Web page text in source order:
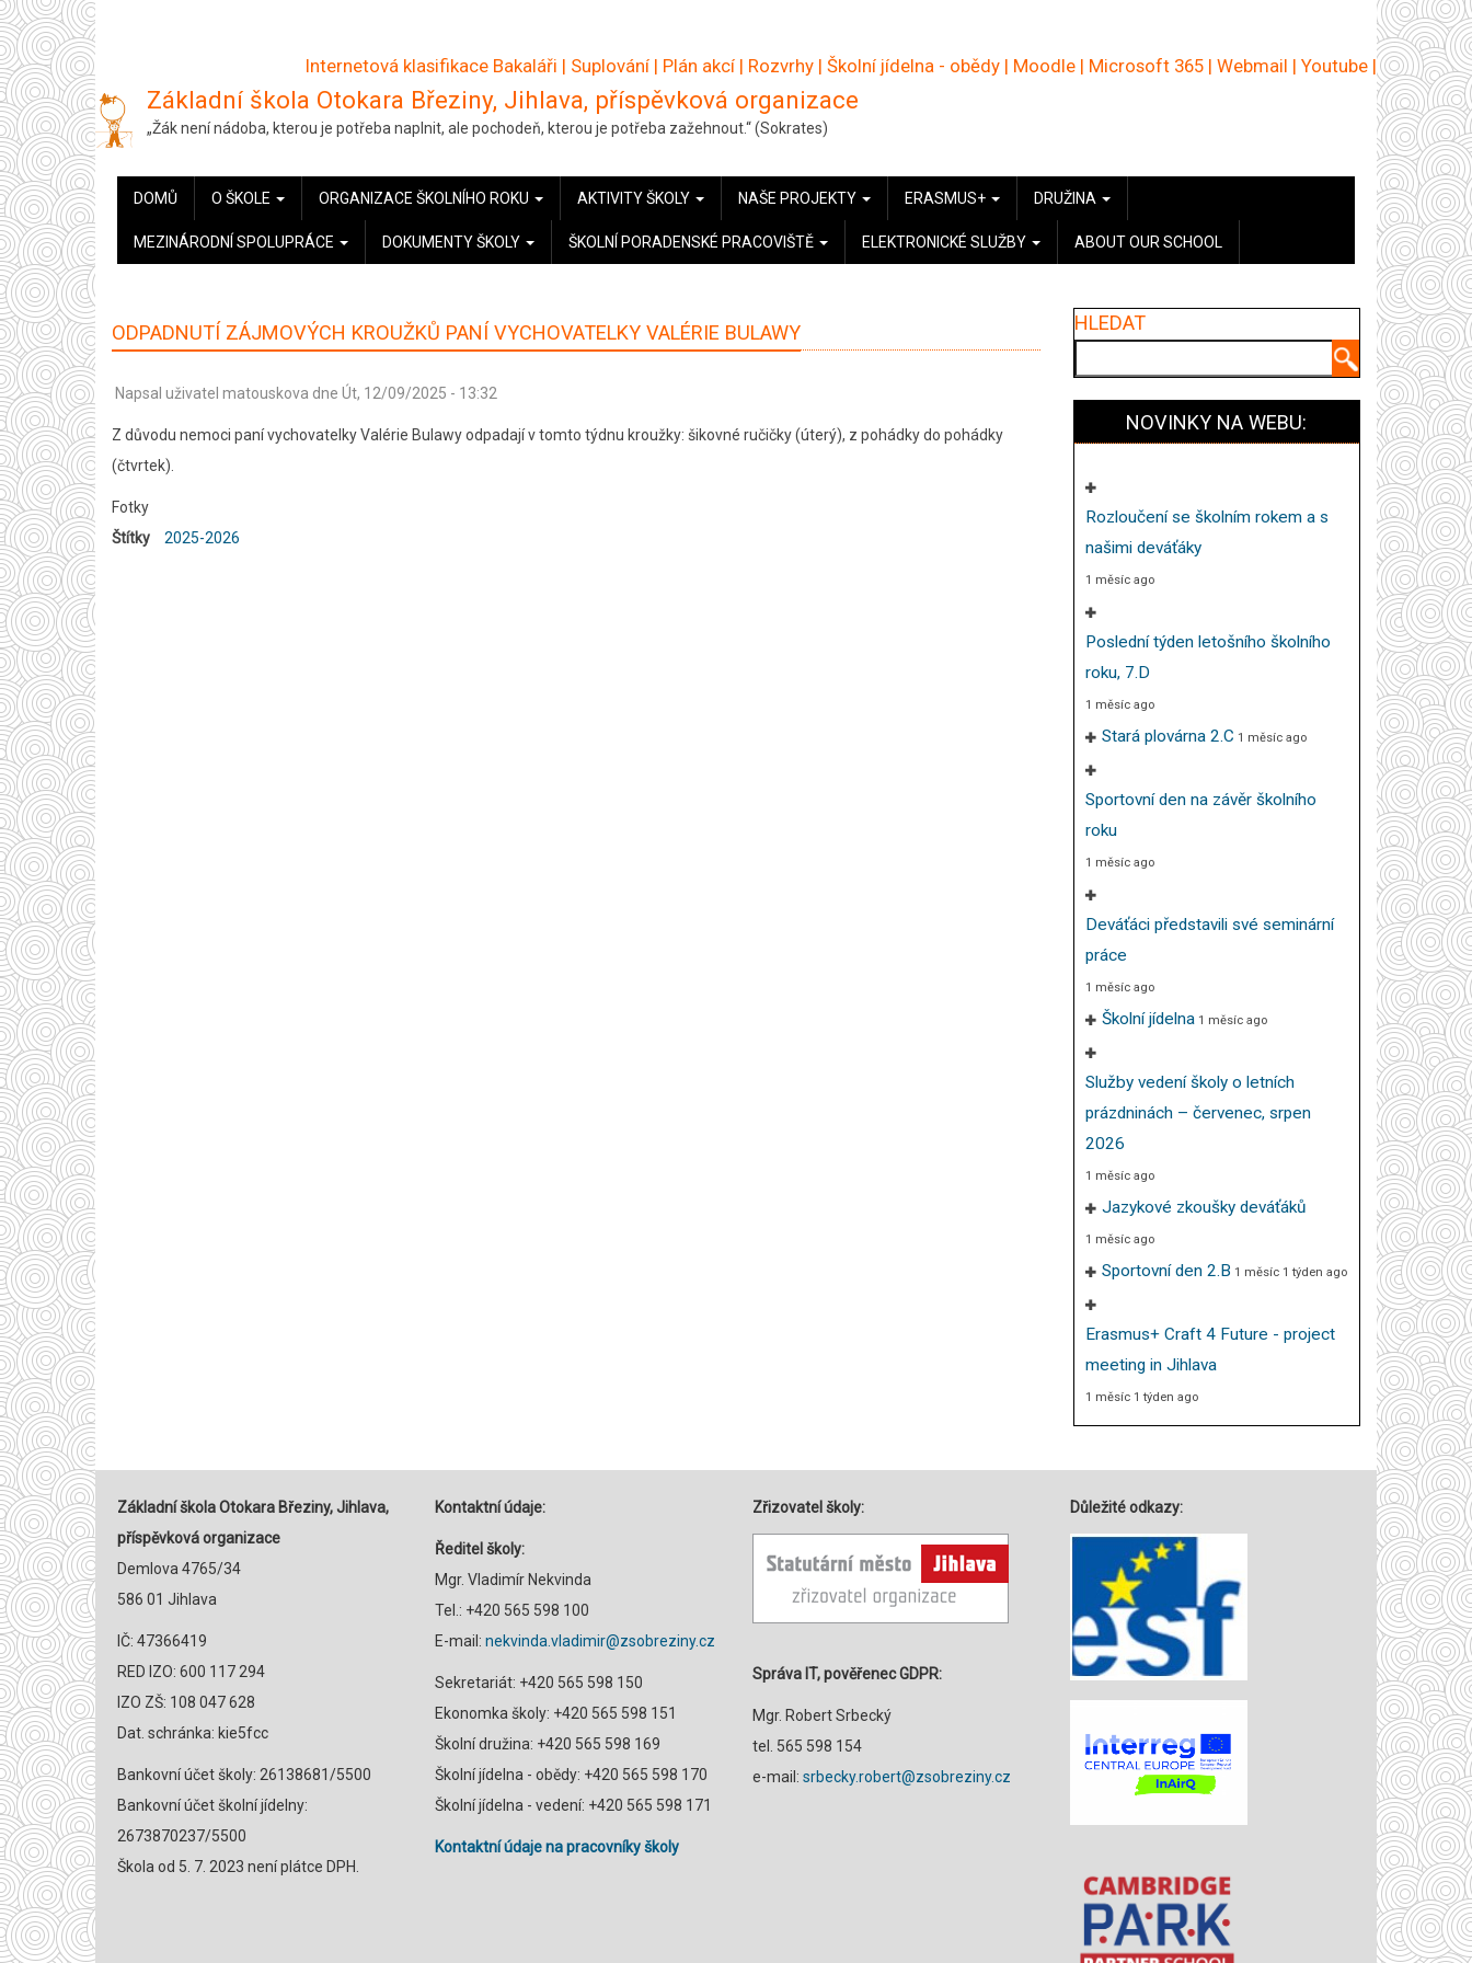
Přejít
k
hlavnímu
obsahu
Internetová klasifikace Bakaláři | Suplování | Plán akcí | Rozvrhy | Školní jídelna - obědy | Moodle | Microsoft 365 | Webmail | Youtube |
Základní škola Otokara Březiny, Jihlava, příspěvková organizace
„Žák není nádoba, kterou je potřeba naplnit, ale pochodeň, kterou je potřeba zažehnout.“ (Sokrates)
HLAVNÍ
NAVIGACE
DOMŮ O ŠKOLE ORGANIZACE ŠKOLNÍHO ROKU AKTIVITY ŠKOLY NAŠE PROJEKTY ERASMUS+ DRUŽINA
MEZINÁRODNÍ SPOLUPRÁCE DOKUMENTY ŠKOLY ŠKOLNÍ PORADENSKÉ PRACOVIŠTĚ ELEKTRONICKÉ SLUŽBY ABOUT OUR SCHOOL
ODPADNUTÍ ZÁJMOVÝCH KROUŽKŮ PANÍ VYCHOVATELKY VALÉRIE BULAWY
Napsal uživatel matouskova dne Út, 12/09/2025 - 13:32
Z důvodu nemoci paní vychovatelky Valérie Bulawy odpadají v tomto týdnu kroužky: šikovné ručičky (úterý), z pohádky do pohádky
(čtvrtek).
Fotky
Štítky
2025-2026
HLEDAT
NOVINKY NA WEBU:
Rozloučení se školním rokem a s
našimi deváťáky
1 měsíc ago
Poslední týden letošního školního
roku, 7.D
1 měsíc ago
Stará plovárna 2.C 1 měsíc ago
Sportovní den na závěr školního
roku
1 měsíc ago
Deváťáci představili své seminární
práce
1 měsíc ago
Školní jídelna 1 měsíc ago
Služby vedení školy o letních
prázdninách – červenec, srpen
2026
1 měsíc ago
Jazykové zkoušky deváťáků
1 měsíc ago
Sportovní den 2.B 1 měsíc 1 týden ago
Erasmus+ Craft 4 Future - project
meeting in Jihlava
1 měsíc 1 týden ago
Základní škola Otokara Březiny, Jihlava,
příspěvková organizace
Demlova 4765/34
586 01 Jihlava
IČ: 47366419
RED IZO: 600 117 294
IZO ZŠ: 108 047 628
Dat. schránka: kie5fcc
Bankovní účet školy: 26138681/5500
Bankovní účet školní jídelny:
2673870237/5500
Škola od 5. 7. 2023 není plátce DPH.
Kontaktní údaje:
Ředitel školy:
Mgr. Vladimír Nekvinda
Tel.: +420 565 598 100
E-mail: nekvinda.vladimir@zsobreziny.cz
Sekretariát: +420 565 598 150
Ekonomka školy: +420 565 598 151
Školní družina: +420 565 598 169
Školní jídelna - obědy: +420 565 598 170
Školní jídelna - vedení: +420 565 598 171
Kontaktní údaje na pracovníky školy
Zřizovatel školy:
Správa IT, pověřenec GDPR:
Mgr. Robert Srbecký
tel. 565 598 154
e-mail: srbecky.robert@zsobreziny.cz
Důležité odkazy: